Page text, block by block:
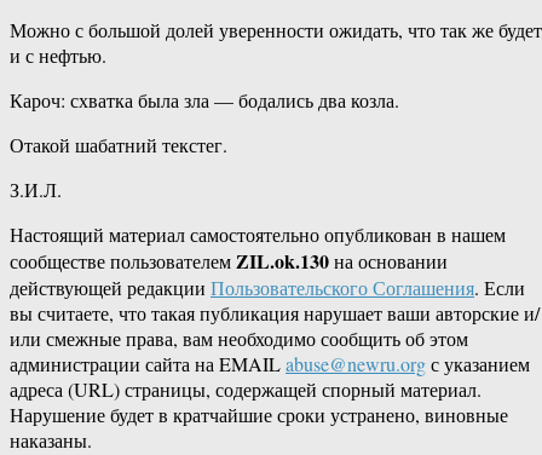
Можно с большой долей уверенности ожидать, что так же будет
и с нефтью.
Кароч: схватка была зла — бодались два козла.
Отакой шабатний текстег.
З.И.Л.
Настоящий материал самостоятельно опубликован в нашем
сообществе пользователемZIL.ok.130на основании
действующей редакции Пользовательского Соглашения. Если
вы считаете, что такая публикация нарушает ваши авторские и/
или смежные права, вам необходимо сообщить об этом
администрации сайта на EMAILabuse@newru.orgс указанием
адреса (URL) страницы, содержащей спорный материал.
Нарушение будет в кратчайшие сроки устранено, виновные
наказаны.